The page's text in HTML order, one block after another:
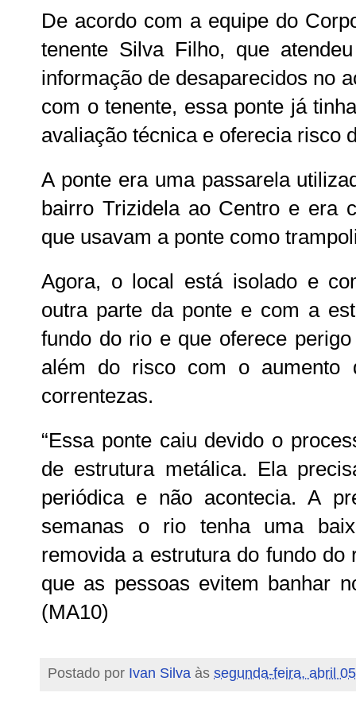
De acordo com a equipe do
tenente Silva Filho, que
informação de desaparecidos no
com o tenente, essa ponte já
avaliação técnica e oferecia risco
A ponte era uma passarela
bairro Trizidela ao Centro e era
que usavam a ponte como
Agora, o local está isolado e
outra parte da ponte e com a
fundo do rio e que oferece
além do risco com o
correntezas.
“Essa ponte caiu devido o
de estrutura metálica. Ela
periódica e não acontecia. A
semanas o rio tenha uma
removida a estrutura do fundo
que as pessoas evitem banhar
(MA10)
Postado por Ivan Silva às segunda-feira, abril